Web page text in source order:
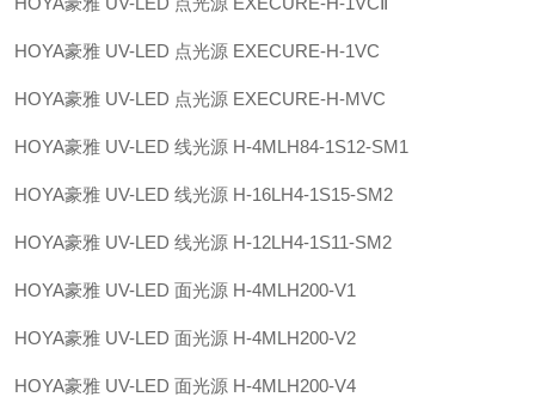
HOYA豪雅 UV-LED 点光源 EXECURE-H-1VC
HOYA豪雅 UV-LED 点光源 EXECURE-H-MVC
HOYA豪雅 UV-LED 线光源 H-4MLH84-1S12-SM1
HOYA豪雅 UV-LED 线光源 H-16LH4-1S15-SM2
HOYA豪雅 UV-LED 线光源 H-12LH4-1S11-SM2
HOYA豪雅 UV-LED 面光源 H-4MLH200-V1
HOYA豪雅 UV-LED 面光源 H-4MLH200-V2
HOYA豪雅 UV-LED 面光源 H-4MLH200-V4